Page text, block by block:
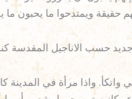
حقيقة ويمتدحوا ما يحبون ما
حسب الاناجيل المقدسة
واذا مرأة في